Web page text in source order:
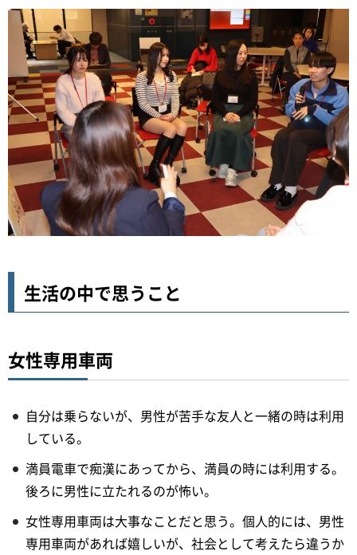
生活の中で思うこと
女性専用車両
自分は乗らないが、男性が苦手な友人と一緒の時は利用
している。
満員電車で痴漢にあってから、満員の時には利用する。
後ろに男性に立たれるのが怖い。
女性専用車両は大事なことだと思う。個人的には、男性
専用車両があれば嬉しいが、社会として考えたら違うか